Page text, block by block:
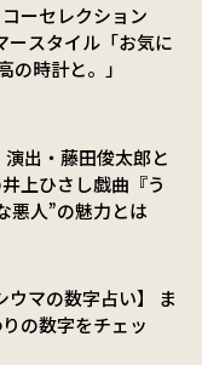
ーセレクション
スタイル「お気に
の時計と。」
演出・藤田俊太郎と
上ひさし戯曲『う
悪人”の魅力とは
ウマの数字占い】 ま
の数字をチェッ